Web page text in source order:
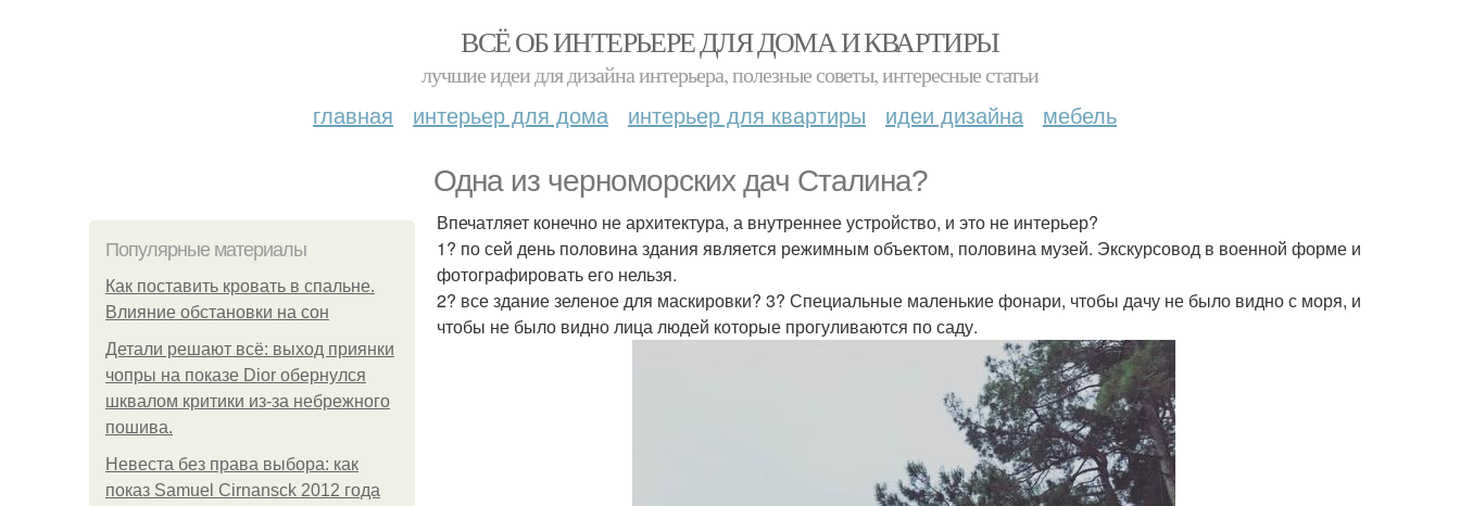
ВСЁ ОБ ИНТЕРЬЕРЕ ДЛЯ ДОМА И КВАРТИРЫ
лучшие идеи для дизайна интерьера, полезные советы, интересные статьи
главная интерьер для дома интерьер для квартиры идеи дизайна мебель
Одна из черноморских дач Сталина?
Популярные материалы
Как поставить кровать в спальне.
Влияние обстановки на сон
Детали решают всё: выход приянки
чопры на показе Dior обернулся
шквалом критики из-за небрежного
пошива.
Невеста без права выбора: как
показ Samuel Cirnansck 2012 года
Впечатляет конечно не архитектура, а внутреннее устройство, и это не интерьер?
1? по сей день половина здания является режимным объектом, половина музей. Экскурсовод в военной форме и
фотографировать его нельзя.
2? все здание зеленое для маскировки? 3? Специальные маленькие фонари, чтобы дачу не было видно с моря, и
чтобы не было видно лица людей которые прогуливаются по саду.